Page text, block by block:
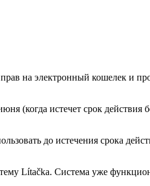
на электронный кошелек и
(когда истечет срок действия
до истечения срока
Lítačka. Система уже